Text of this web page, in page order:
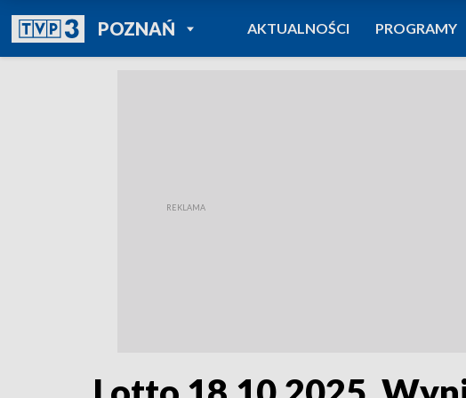
POZNAŃPOWRÓT DO
TVP REGIONY
AKTUALNOŚCI PROGRAMY